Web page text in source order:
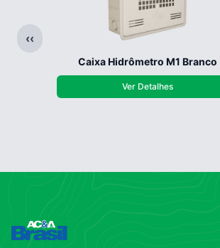
‹‹
Caixa Hidrômetro M1 Branco
Ver Detalhes